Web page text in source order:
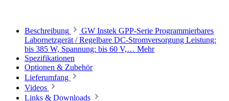
Beschreibung
GW Instek GPP-Serie Programmierbares
Labornetzgerät / Regelbare DC-Stromversorgung Leistung:
bis 385 W, Spannung: bis 60 V,… Mehr
Spezifikationen
Optionen & Zubehör
Lieferumfang
Videos
Links & Downloads